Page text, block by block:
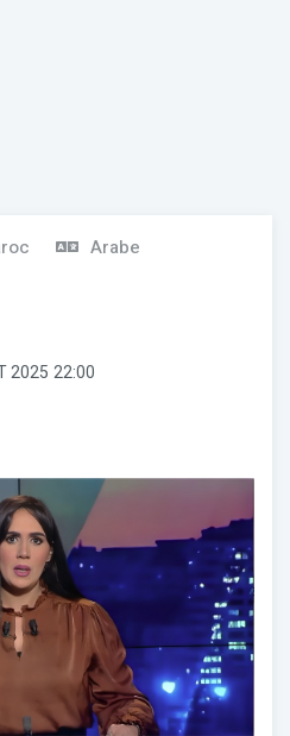
Arabe
2025 22:00